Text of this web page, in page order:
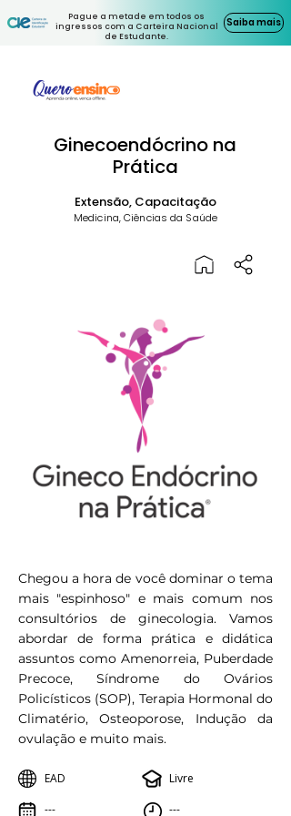
Pague a metade em todos os
ingressos com a Carteira Nacional
de Estudante.
Saiba mais
Ginecoendócrino na
Prática
Extensão, Capacitação
Medicina, Ciências da Saúde
Chegou a hora de você dominar o tema
mais "espinhoso" e mais comum nos
consultórios de ginecologia. Vamos
abordar de forma prática e didática
assuntos como Amenorreia, Puberdade
Precoce, Síndrome do Ovários
Policísticos (SOP), Terapia Hormonal do
Climatério, Osteoporose, Indução da
ovulação e muito mais.
EAD
---
Livre
---